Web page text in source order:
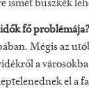
ismét büszkék
fő problémája?
Mégis az
a
el a